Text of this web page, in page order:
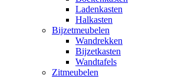
Ladenkasten
Halkasten
Bijzetmeubelen
Wandrekken
Bijzetkasten
Wandtafels
Zitmeubelen